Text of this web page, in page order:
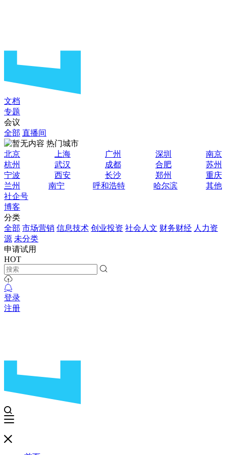
文档
专题
会议
全部 直播间
热门城市
北京
上海 广州 深圳
南京
杭州
武汉 成都 合肥
苏州
宁波
西安 长沙 郑州
重庆
兰州
南宁 呼和浩特 哈尔滨
其他
社企号
博客
分类
全部 市场营销 信息技术 创业投资 社会人文 财务财经 人力资
源 未分类
申请试用
HOT
登录
注册